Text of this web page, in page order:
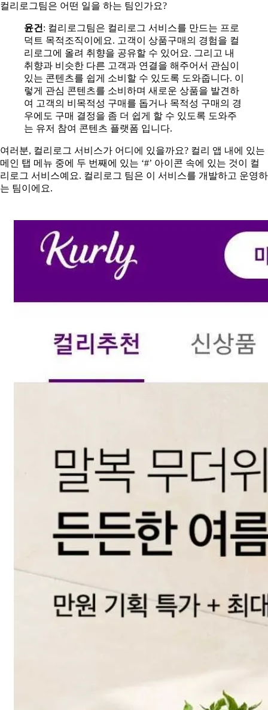
컬리로그팀은 어떤 일을 하는 팀인가요?
윤건 : 컬리로그팀은 컬리로그 서비스를 만드는 프로
덕트 목적조직이에요. 고객이 상품구매의 경험을 컬
리로그에 올려 취향을 공유할 수 있어요. 그리고 내
취향과 비슷한 다른 고객과 연결을 해주어서 관심이
있는 콘텐츠를 쉽게 소비할 수 있도록 도와줍니다. 이
렇게 관심 콘텐츠를 소비하며 새로운 상품을 발견하
여 고객의 비목적성 구매를 돕거나 목적성 구매의 경
우에도 구매 결정을 좀 더 쉽게 할 수 있도록 도와주
는 유저 참여 콘텐츠 플랫폼 입니다.
여러분, 컬리로그 서비스가 어디에 있을까요? 컬리 앱 내에 있는
메인 탭 메뉴 중에 두 번째에 있는 ‘#’ 아이콘 속에 있는 것이 컬
리로그 서비스예요. 컬리로그 팀은 이 서비스를 개발하고 운영하
는 팀이에요.